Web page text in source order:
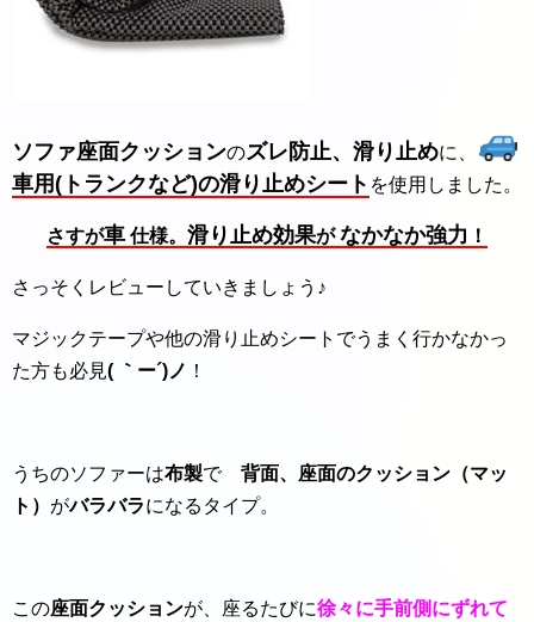
ソファ座面クッションのズレ防止、滑り止めに、
車用(トランクなど)の滑り止めシート を使用しました。
さすが車 仕様。 滑り止め効果がなかなか強力 ！
さっそくレビューしていきましょう♪
マジックテープや他の滑り止めシートでうまく行かなかっ
た方も必見( ｀ー´)ノ ！
うちのソファーは布製で 背面、座面のクッション（マッ
ト） がバラバラになるタイプ。
この座面クッションが、座るたびに徐々に手前側にずれて